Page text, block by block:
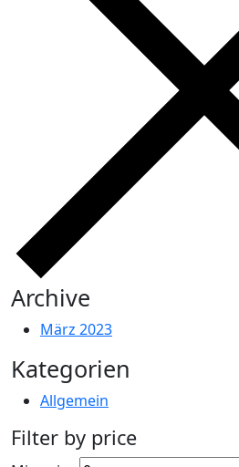
Archive
März 2023
Kategorien
Allgemein
Filter by price